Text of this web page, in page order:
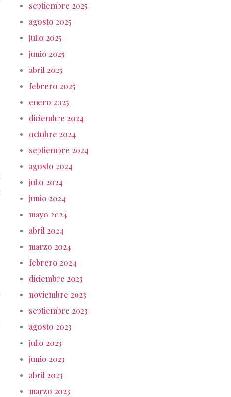
septiembre 2025
agosto 2025
julio 2025
junio 2025
abril 2025
febrero 2025
enero 2025
diciembre 2024
octubre 2024
septiembre 2024
agosto 2024
julio 2024
junio 2024
mayo 2024
abril 2024
marzo 2024
febrero 2024
diciembre 2023
noviembre 2023
septiembre 2023
agosto 2023
julio 2023
junio 2023
abril 2023
marzo 2023